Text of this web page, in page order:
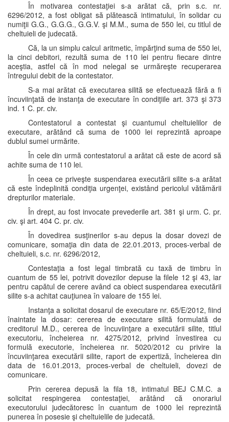
În motivarea contestaţiei s-a arătat că, prin s.c. nr.
6296/2012, a fost obligat să plătească intimatului, în solidar cu
numiţii G.G., G.G.G., G.G.V. şi M.M., suma de 550 lei, cu titlul de
cheltuieli de judecată.
Că, la un simplu calcul aritmetic, împărţind suma de 550 lei,
la cinci debitori, rezultă suma de 110 lei pentru fiecare dintre
aceştia, astfel că în mod nelegal se urmăreşte recuperarea
întregului debit de la contestator.
S-a mai arătat că executarea silită se efectuează fără a fi
încuviinţată de instanţa de executare în condiţiile art. 373 şi 373
ind. 1 C. pr. civ.
Contestatorul a contestat şi cuantumul cheltuielilor de
executare, arătând că suma de 1000 lei reprezintă aproape
dublul sumei urmărite.
În cele din urmă contestatorul a arătat că este de acord să
achite suma de 110 lei.
În ceea ce priveşte suspendarea executării silite s-a arătat
că este îndeplinită condiţia urgenţei, existând pericolul vătămării
drepturilor materiale.
În drept, au fost invocate prevederile art. 381 şi urm. C. pr.
civ. şi art. 404 C. pr. civ.
În dovedirea susţinerilor s-au depus la dosar dovezi de
comunicare, somaţia din data de 22.01.2013, proces-verbal de
cheltuieli, s.c. nr. 6296/2012,
Contestaţia a fost legal timbrată cu taxă de timbru în
cuantum de 55 lei, potrivit dovezilor depuse la filele 12 şi 43, iar
pentru capătul de cerere având ca obiect suspendarea executării
silite s-a achitat cauţiunea în valoare de 155 lei.
Instanţa a solicitat dosarul de executare nr. 65/E/2012, fiind
înaintate la dosar: cererea de executare silită formulată de
creditorul M.D., cererea de încuviinţare a executării silite, titlul
executoriu, încheierea nr. 4275/2012, privind învestirea cu
formulă executorie, încheierea nr. 5020/2012 cu privire la
încuviinţarea executării silite, raport de expertiză, încheierea din
data de 16.01.2013, proces-verbal de cheltuieli, dovezi de
comunicare.
Prin cererea depusă la fila 18, intimatul BEJ C.M.C. a
solicitat respingerea contestaţiei, arătând că onorariul
executorului judecătoresc în cuantum de 1000 lei reprezintă
punerea în posesie şi cheltuielile de judecată.